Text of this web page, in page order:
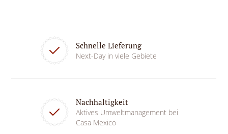
Schnelle Lieferung
Next-Day in viele Gebiete
Nachhaltigkeit
Aktives Umweltmanagement bei
Casa Mexico